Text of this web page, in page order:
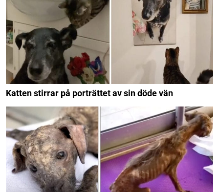
Katten stirrar på porträttet av sin döde vän